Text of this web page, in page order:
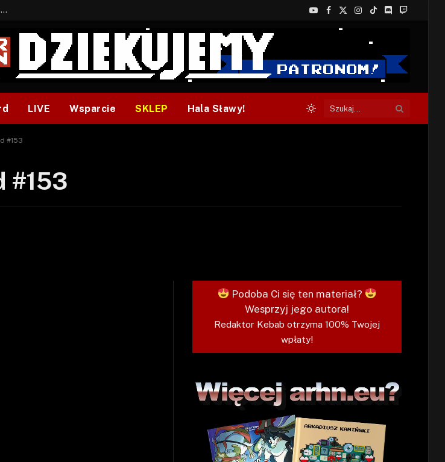
BONUS: Jak w tym kawale. A ja wiem co się zepsuło. Automat się zepsuł.
YouTube
Facebook
X
(Twitter)
Instagram
TikTokDiscordTwitch
LIVE Wsparcie SKLEP Hala Sławy!
#153
#153
Podoba Ci się ten materiał?
Wesprzyj jego autora!
Redaktor Kebab otrzyma 100% Twojej
wpłaty!